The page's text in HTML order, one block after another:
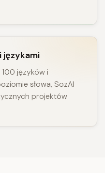
językami
języków i
słowa, SozAI
projektów